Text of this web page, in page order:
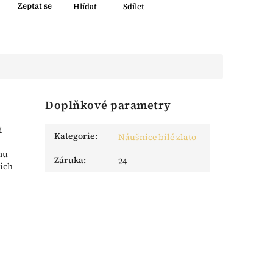
Zeptat se Hlídat Sdílet
Doplňkové parametry
Kategorie:
Náušnice bílé zlato
Záruka: 24